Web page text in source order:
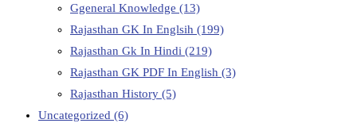
Ggeneral Knowledge (13)
Rajasthan GK In Englsih (199)
Rajasthan Gk In Hindi (219)
Rajasthan GK PDF In English (3)
Rajasthan History (5)
Uncategorized (6)